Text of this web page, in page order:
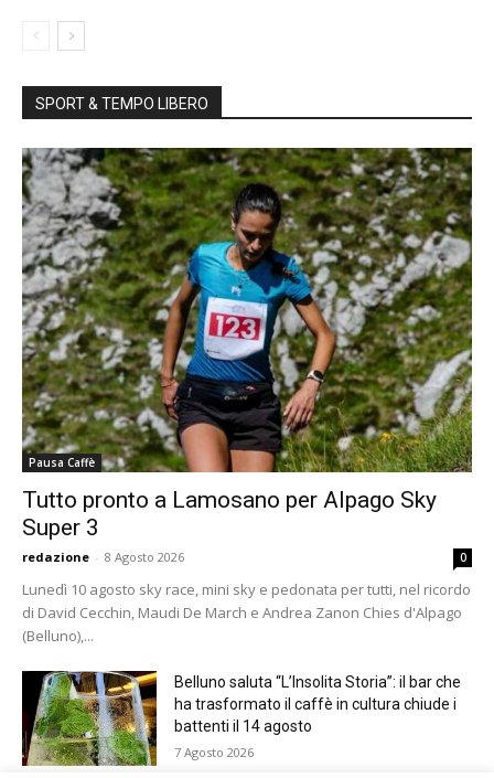
SPORT & TEMPO LIBERO
Pausa Caffè
Tutto pronto a Lamosano per Alpago Sky
Super 3
redazione - 8 Agosto 2026 0
Lunedì 10 agosto sky race, mini sky e pedonata per tutti, nel ricordo
di David Cecchin, Maudi De March e Andrea Zanon Chies d'Alpago
(Belluno),...
Belluno saluta “L’Insolita Storia”: il bar che
ha trasformato il caffè in cultura chiude i
battenti il 14 agosto
7 Agosto 2026